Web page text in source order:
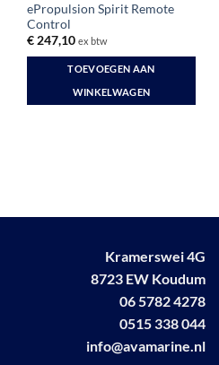
ePropulsion Spirit Remote
Control
€247,10 ex btw
TOEVOEGEN AAN
WINKELWAGEN
Kramerswei 4G
8723 EW Koudum
06 5782 4278
0515 338 044
info@avamarine.nl